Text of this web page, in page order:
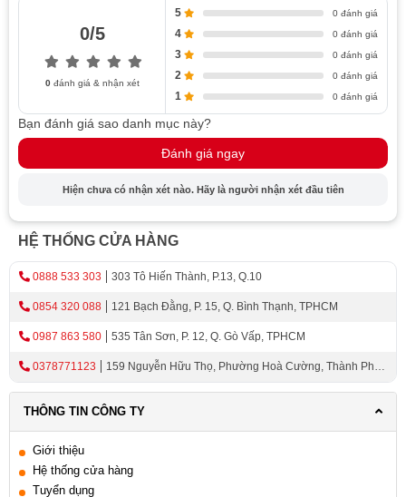
0/5
0đánh giá & nhận xét
5 0 đánh giá
4 0 đánh giá
3 0 đánh giá
2 0 đánh giá
1 0 đánh giá
Bạn đánh giá sao danh mục này?
Đánh giá ngay
Hiện chưa có nhận xét nào. Hãy là người nhận xét đầu tiên
HỆ THỐNG CỬA HÀNG
0888 533 303 303 Tô Hiến Thành, P.13, Q.10
0854 320 088 121 Bạch Đằng, P. 15, Q. Bình Thạnh, TPHCM
0987 863 580 535 Tân Sơn, P. 12, Q. Gò Vấp, TPHCM
0378771123
159 Nguyễn Hữu Thọ, Phường Hoà Cường, Thành Phố
THÔNG TIN CÔNG TY
Giới thiệu
Hệ thống cửa hàng
Tuyển dụng